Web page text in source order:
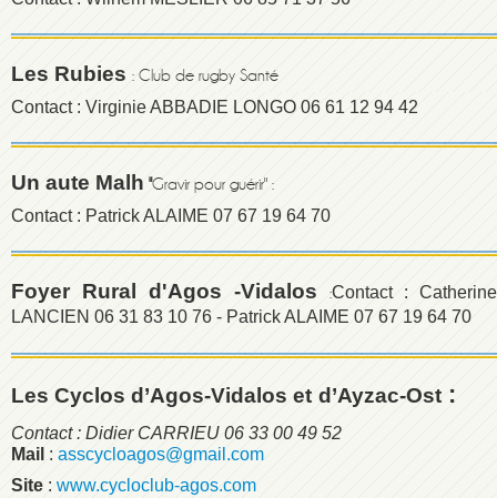
Les Rubies : Club de rugby Santé
Contact : Virginie ABBADIE LONGO 06 61 12 94 42
Un aute Malh "Gravir pour guérir" :
Contact : Patrick ALAIME 07 67 19 64 70
Foyer Rural d'Agos -Vidalos :Contact : Catherine
LANCIEN 06 31 83 10 76 - Patrick ALAIME 07 67 19 64 70
Les Cyclos d’Agos-Vidalos et d’Ayzac-Ost :
Contact : Didier CARRIEU 06 33 00 49 52
Mail : asscycloagos@gmail.com
Site : www.cycloclub-agos.com